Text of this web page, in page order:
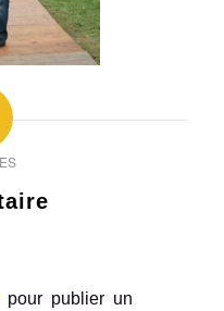
pour publier un